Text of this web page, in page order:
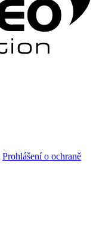
Prohlášení o ochraně